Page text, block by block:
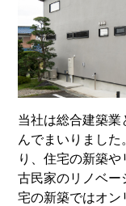
当社は総合建築
んでまいりまし
り、住宅の新築や
古民家のリノベー
宅の新築ではオン